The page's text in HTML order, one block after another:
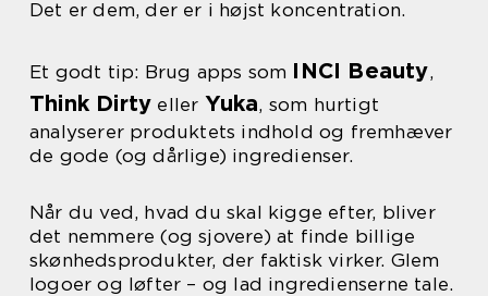
Det er dem, der er i højst koncentration.
Et godt tip: Brug apps som INCI Beauty,
Think Dirty eller Yuka, som hurtigt
analyserer produktets indhold og fremhæver
de gode (og dårlige) ingredienser.
Når du ved, hvad du skal kigge efter, bliver
det nemmere (og sjovere) at finde billige
skønhedsprodukter, der faktisk virker. Glem
logoer og løfter – og lad ingredienserne tale.